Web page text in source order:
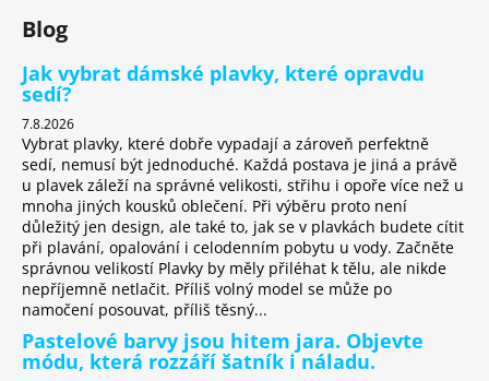
Blog
Jak vybrat dámské plavky, které opravdu
sedí?
7.8.2026
Vybrat plavky, které dobře vypadají a zároveň perfektně
sedí, nemusí být jednoduché. Každá postava je jiná a právě
u plavek záleží na správné velikosti, střihu i opoře více než u
mnoha jiných kousků oblečení. Při výběru proto není
důležitý jen design, ale také to, jak se v plavkách budete cítit
při plavání, opalování i celodenním pobytu u vody. Začněte
správnou velikostí Plavky by měly přiléhat k tělu, ale nikde
nepříjemně netlačit. Příliš volný model se může po
namočení posouvat, příliš těsný...
Pastelové barvy jsou hitem jara. Objevte
módu, která rozzáří šatník i náladu.